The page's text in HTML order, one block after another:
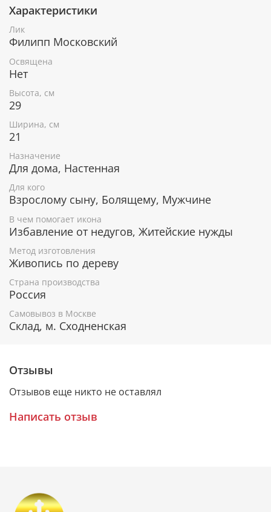
При окончательном оформлении образа
использовались специальные фронтажные грунты,
выравнивающие лаки и темперные краски. Венец и
поля иконы вручную украшены рельефным
орнаментом и натуральным жемчугом или
полудрагоценными камнями.
Филипп, митрополит Московский
Охраняет и защищает от зла мужчин, носящих
имя Филипп.
Укрепление веры.
Исцеление телесных и душевных недугов.
Помощь в принятии правильного решения.
Обретение душевного спокойствия.
Гарантия подлинности
К каждому живописному образу прикладывается
номерное свидетельство, в котором подробно
Имя художника,
Церкви.
Подарочная упаковка
Характеристики
Лик
Филипп Московский
Освящена
Нет
Высота, см
29
Ширина, см
21
Назначение
Для дома, Настенная
Для кого
Взрослому сыну, Болящему, Мужчине
В чем помогает икона
Избавление от недугов, Житейские нужды
Метод изготовления
Живопись по дереву
Страна производства
Россия
Самовывоз в Москве
Склад, м. Сходненская
Отзывы
Отзывов еще никто не оставлял
Написать отзыв